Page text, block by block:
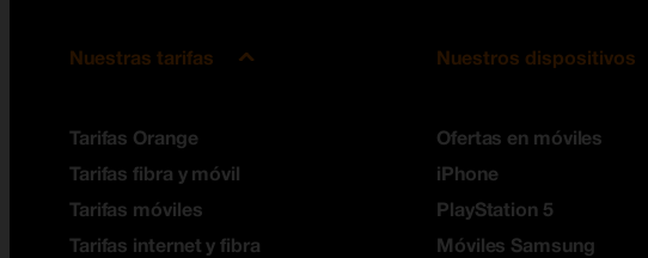
Nuestras tarifas
Tarifas Orange
Tarifas fibra y móvil
Tarifas móviles
Tarifas internet y fibra
Nuestros dispositivos
Ofertas en móviles
iPhone
PlayStation 5
Móviles Samsung